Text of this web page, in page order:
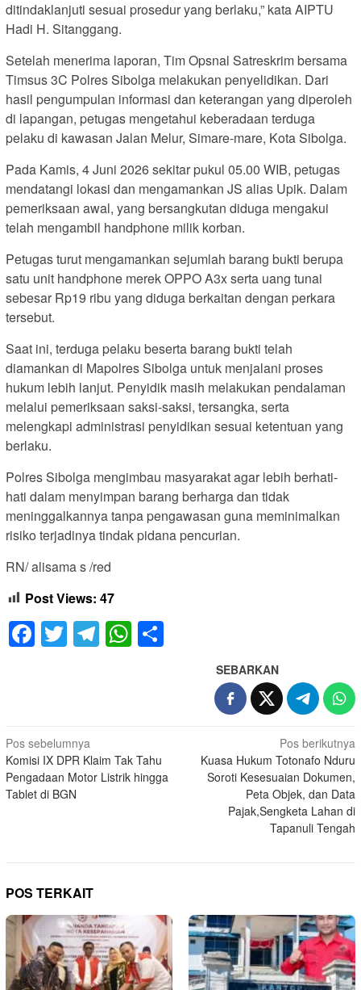
ditindaklanjuti sesuai prosedur yang berlaku,” kata AIPTU
Hadi H. Sitanggang.
Setelah menerima laporan, Tim Opsnal Satreskrim bersama
Timsus 3C Polres Sibolga melakukan penyelidikan. Dari
hasil pengumpulan informasi dan keterangan yang diperoleh
di lapangan, petugas mengetahui keberadaan terduga
pelaku di kawasan Jalan Melur, Simare-mare, Kota Sibolga.
Pada Kamis, 4 Juni 2026 sekitar pukul 05.00 WIB, petugas
mendatangi lokasi dan mengamankan JS alias Upik. Dalam
pemeriksaan awal, yang bersangkutan diduga mengakui
telah mengambil handphone milik korban.
Petugas turut mengamankan sejumlah barang bukti berupa
satu unit handphone merek OPPO A3x serta uang tunai
sebesar Rp19 ribu yang diduga berkaitan dengan perkara
tersebut.
Saat ini, terduga pelaku beserta barang bukti telah
diamankan di Mapolres Sibolga untuk menjalani proses
hukum lebih lanjut. Penyidik masih melakukan pendalaman
melalui pemeriksaan saksi-saksi, tersangka, serta
melengkapi administrasi penyidikan sesuai ketentuan yang
berlaku.
Polres Sibolga mengimbau masyarakat agar lebih berhati-
hati dalam menyimpan barang berharga dan tidak
meninggalkannya tanpa pengawasan guna meminimalkan
risiko terjadinya tindak pidana pencurian.
RN/ alisama s /red
Post Views: 47
Facebook
TwitterTelegram
WhatsApp
SEBARKAN
Navigasi
pos
Pos sebelumnya
Komisi IX DPR Klaim Tak Tahu
Pengadaan Motor Listrik hingga
Tablet di BGN
Pos berikutnya
Kuasa Hukum Totonafo Nduru
Soroti Kesesuaian Dokumen,
Peta Objek, dan Data
Pajak,Sengketa Lahan di
Tapanuli Tengah
POS TERKAIT